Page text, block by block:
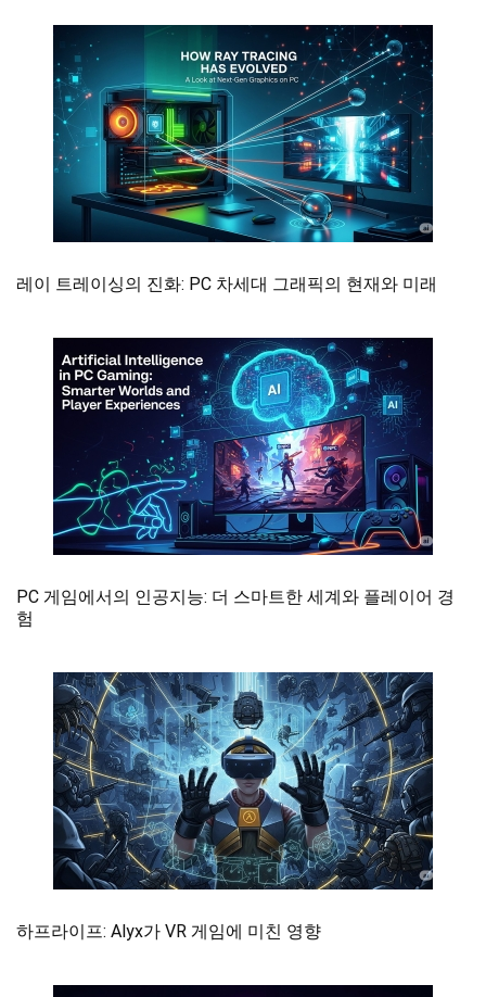
레이 트레이싱의 진화: PC 차세대 그래픽의 현재와 미래
PC 게임에서의 인공지능: 더 스마트한 세계와 플레이어 경
험
하프라이프: Alyx가 VR 게임에 미친 영향